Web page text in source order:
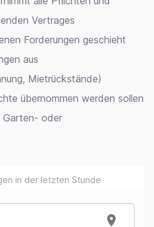
Vertrages
Forderungen geschieht
aus
Mietrückstände)
übernommen werden sollen
Garten- oder
in der letzten Stunde